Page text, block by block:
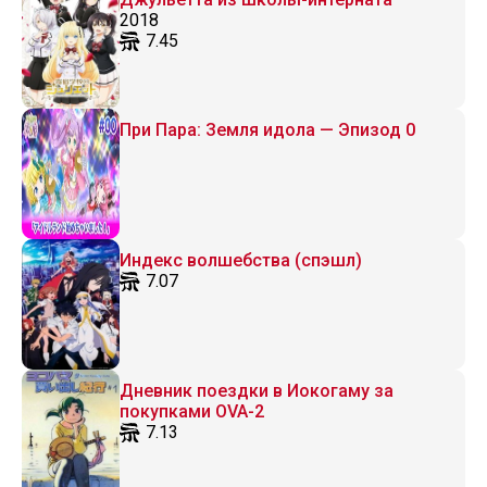
2018
7.45
При Пара: Земля идола — Эпизод 0
Индекс волшебства (спэшл)
7.07
Дневник поездки в Иокогаму за
покупками OVA-2
7.13